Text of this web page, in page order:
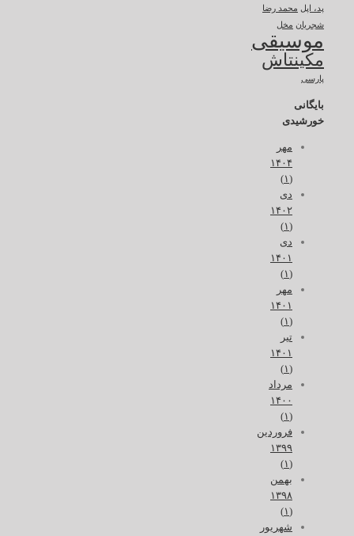
پد، اپل محمد رضا
شجریان مخل
موسیقی
مکینتاش
پارسی
بایگانی
خورشیدی
مهر
۱۴۰۴
(۱)
دی
۱۴۰۲
(۱)
دی
۱۴۰۱
(۱)
مهر
۱۴۰۱
(۱)
تیر
۱۴۰۱
(۱)
مرداد
۱۴۰۰
(۱)
فروردین
۱۳۹۹
(۱)
بهمن
۱۳۹۸
(۱)
شهریور